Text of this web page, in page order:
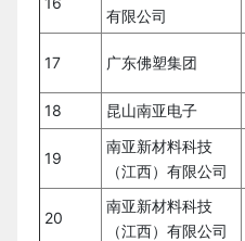
有限公司
17 广东佛塑集团
18
昆山南亚电子
19
南亚新材料科技
（江西）有限公司
20
南亚新材料科技
（江西）有限公司